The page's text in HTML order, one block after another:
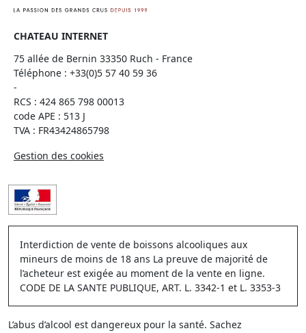
CHATEAU INTERNET
75 allée de Bernin 33350 Ruch - France
Téléphone : +33(0)5 57 40 59 36
-
RCS : 424 865 798 00013
code APE : 513 J
TVA : FR43424865798
Gestion des cookies
Interdiction de vente de boissons alcooliques aux
mineurs de moins de 18 ans La preuve de majorité de
l’acheteur est exigée au moment de la vente en ligne.
CODE DE LA SANTE PUBLIQUE, ART. L. 3342-1 et L. 3353-3
L’abus d’alcool est dangereux pour la santé. Sachez